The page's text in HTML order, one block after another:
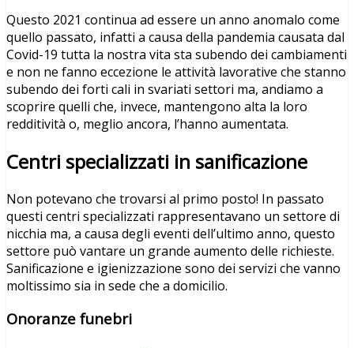
Questo 2021 continua ad essere un anno anomalo come
quello passato, infatti a causa della pandemia causata dal
Covid-19 tutta la nostra vita sta subendo dei cambiamenti
e non ne fanno eccezione le attività lavorative che stanno
subendo dei forti cali in svariati settori ma, andiamo a
scoprire quelli che, invece, mantengono alta la loro
redditività o, meglio ancora, l’hanno aumentata.
Centri specializzati in sanificazione
Non potevano che trovarsi al primo posto! In passato
questi centri specializzati rappresentavano un settore di
nicchia ma, a causa degli eventi dell’ultimo anno, questo
settore può vantare un grande aumento delle richieste.
Sanificazione e igienizzazione sono dei servizi che vanno
moltissimo sia in sede che a domicilio.
Onoranze funebri